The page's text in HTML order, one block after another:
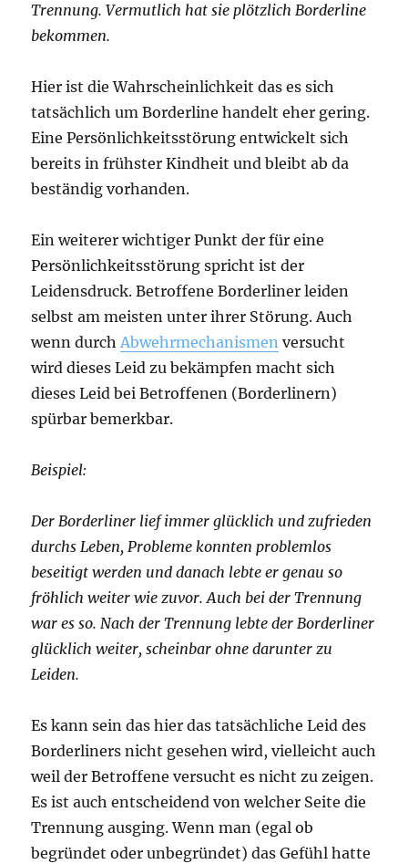
Trennung. Vermutlich hat sie plötzlich Borderline
bekommen.
Hier ist die Wahrscheinlichkeit das es sich
tatsächlich um Borderline handelt eher gering.
Eine Persönlichkeitsstörung entwickelt sich
bereits in frühster Kindheit und bleibt ab da
beständig vorhanden.
Ein weiterer wichtiger Punkt der für eine
Persönlichkeitsstörung spricht ist der
Leidensdruck. Betroffene Borderliner leiden
selbst am meisten unter ihrer Störung. Auch
wenn durchAbwehrmechanismen versucht
wird dieses Leid zu bekämpfen macht sich
dieses Leid bei Betroffenen (Borderlinern)
spürbar bemerkbar.
Beispiel:
Der Borderliner lief immer glücklich und zufrieden
durchs Leben, Probleme konnten problemlos
beseitigt werden und danach lebte er genau so
fröhlich weiter wie zuvor. Auch bei der Trennung
war es so. Nach der Trennung lebte der Borderliner
glücklich weiter, scheinbar ohne darunter zu
Leiden.
Es kann sein das hier das tatsächliche Leid des
Borderliners nicht gesehen wird, vielleicht auch
weil der Betroffene versucht es nicht zu zeigen.
Es ist auch entscheidend von welcher Seite die
Trennung ausging. Wenn man (egal ob
begründet oder unbegründet) das Gefühl hatte